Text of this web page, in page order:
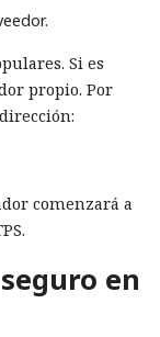
Si es
propio. Por
comenzará a
en